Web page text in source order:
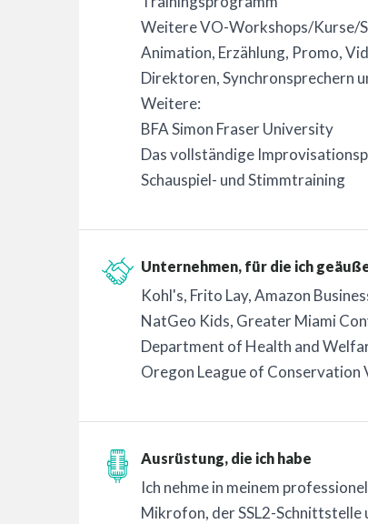
Weitere VO-Workshops/Kurse/
Animation, Erzählung, Promo,
Direktoren, Synchronsprechern
Weitere:
BFA Simon Fraser University
Das vollständige
Schauspiel- und Stimmtraining
Unternehmen, für die ich
Kohl's, Frito Lay, Amazon
NatGeo Kids, Greater Miami
Department of Health and
Oregon League of Conservation
Ausrüstung, die ich habe
Ich nehme in meinem
Mikrofon, der SSL2-Schnittstelle